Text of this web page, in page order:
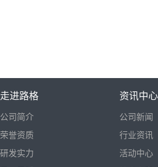
走进路格
公司简介
荣誉资质
研发实力
资讯中心
公司新闻
行业资讯
活动中心